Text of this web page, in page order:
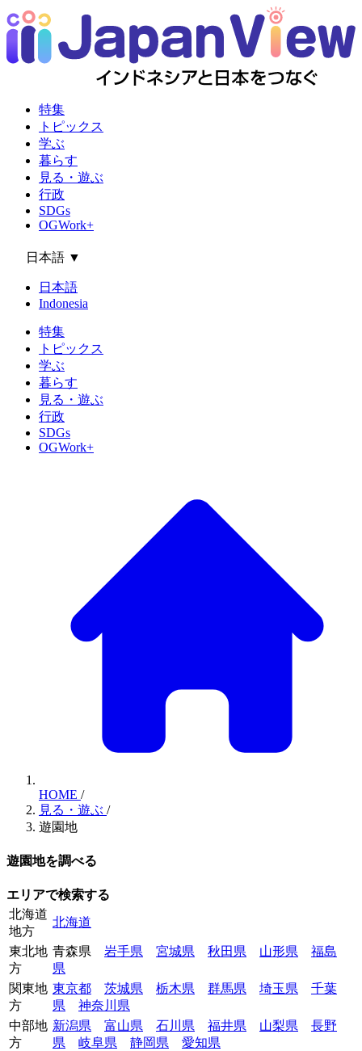
特集
トピックス
学ぶ
暮らす
見る・遊ぶ
行政
SDGs
OGWork+
日本語 ▼
日本語
Indonesia
特集
トピックス
学ぶ
暮らす
見る・遊ぶ
行政
SDGs
OGWork+
HOME /
見る・遊ぶ /
遊園地
遊園地を調べる
エリアで検索する
北海道
地方
北海道
東北地
方
青森県 岩手県 宮城県 秋田県 山形県
福島
県
関東地
方
東京都 茨城県 栃木県 群馬県 埼玉県
千葉
県
神奈川県
中部地
方
新潟県 富山県 石川県 福井県 山梨県
長野
県
岐阜県 静岡県
愛知県